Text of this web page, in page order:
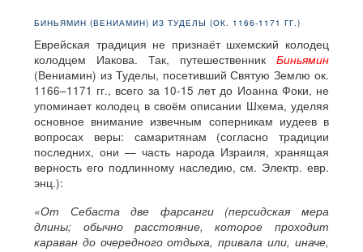
БИНЬЯМИН (ВЕНИАМИН) ИЗ ТУДЕЛЫ (ОК. 1166-1171 ГГ.)
Еврейская традиция не признаёт шхемский колодец
колодцем Иакова. Так, путешественник Биньямин
(Вениамин) из Туделы, посетивший Святую Землю ок.
1166–1171 гг., всего за 10-15 лет до Иоанна Фоки, не
упоминает колодец в своём описании Шхема, уделяя
основное внимание извечным соперникам иудеев в
вопросах веры: самаритянам (согласно традиции
последних, они — часть народа Израиля, хранящая
верность его подлинному наследию, см. Электр. евр.
энц.):
«От Себаста две фарсанги (персидская мера
длины; обычно расстояние, которое проходит
караван до очередного отдыха, привала или, иначе,